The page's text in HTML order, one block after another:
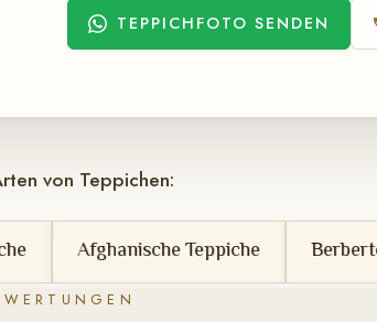
TEPPICHFOTO SENDEN
von Teppichen:
Teppiche Berberteppiche